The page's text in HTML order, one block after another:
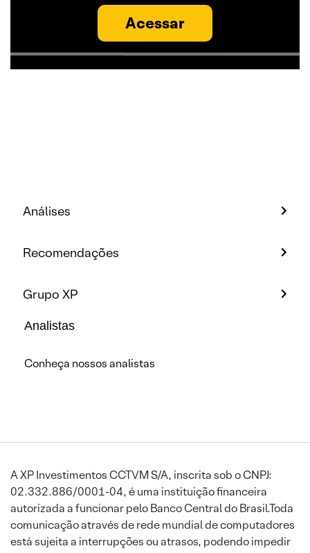
Acessar
Análises
Recomendações
Grupo XP
Analistas
Conheça nossos analistas
A XP Investimentos CCTVM S/A, inscrita sob o CNPJ:
02.332.886/0001-04, é uma instituição financeira
autorizada a funcionar pelo Banco Central do Brasil.Toda
comunicação através de rede mundial de computadores
está sujeita a interrupções ou atrasos, podendo impedir